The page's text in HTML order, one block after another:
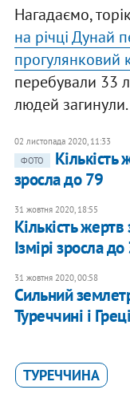
Нагадаємо,
на річці Дунай
прогулянковий
перебували 33
людей загинули.
02 листопада 2020, 11:33
ФОТО
Кількість
зросла до 79
31 жовтня 2020, 18:55
Кількість
Ізмірі зросла
31 жовтня 2020, 00:58
Сильний
Туреччині і
ТУРЕЧЧИНА